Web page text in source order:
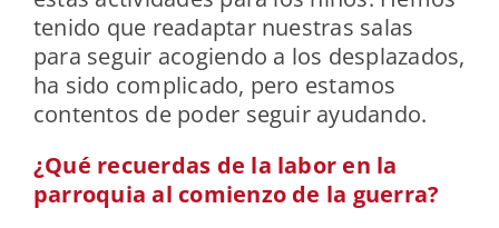
tenido que readaptar nuestras salas
para seguir acogiendo a los desplazados,
ha sido complicado, pero estamos
contentos de poder seguir ayudando.
¿Qué recuerdas de la labor en la
parroquia al comienzo de la guerra?